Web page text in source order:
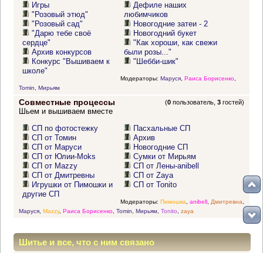
Игры
"Розовый этюд"
"Розовый сад"
"Дарю тебе своё
сердце"
Архив конкурсов
Конкурс "Вышиваем к
школе"
Дефиле наших
любимчиков
Новогодние затеи - 2
Новогодний букет
"Как хороши, как свежи
были розы..."
"Шебби-шик"
Модераторы: Маруся, Раиса Борисенко,
Tomin
Мирьям
Совместные процессы (0 пользователь,3 гостей)
Шьем и вышиваем вместе
СП по фотостежку
СП от Томин
СП от Маруси
СП от Юлии-Moks
СП от Mazzy
СП от Дмитревны
Игрушки от Пимошки и
другие СП
Пасхальные СП
Архив
Новогодние СП
Сумки от Мирьям
СП от Лены-anibell
СП от Zaya
СП от Tonito
Модераторы: Пимошка anibell, Дмитревна
Маруся, Mazzy, Раиса Борисенко, Tomin Мирьям, Tonito zaya
Шитье и все, что с ним связано